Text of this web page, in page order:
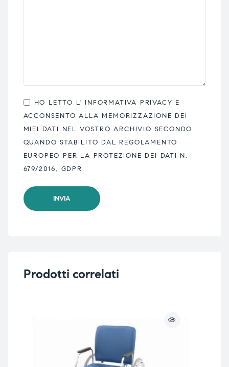
HO LETTO L' INFORMATIVA PRIVACY E
ACCONSENTO ALLA MEMORIZZAZIONE DEI
MIEI DATI NEL VOSTRO ARCHIVIO SECONDO
QUANDO STABILITO DAL REGOLAMENTO
EUROPEO PER LA PROTEZIONE DEI DATI N.
679/2016, GDPR.
Prodotti correlati